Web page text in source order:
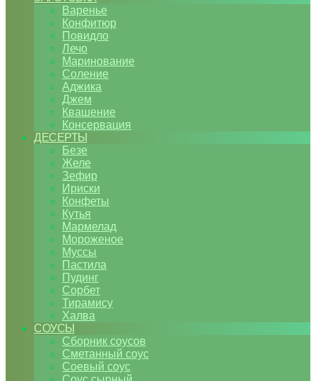
Варенье
Конфитюр
Повидло
Лечо
Маринование
Соление
Аджика
Джем
Квашение
Консервация
ДЕСЕРТЫ
Безе
Желе
Зефир
Ириски
Конфеты
Кутья
Мармелад
Мороженое
Муссы
Пастила
Пудинг
Сорбет
Тирамису
Халва
СОУСЫ
Сборник соусов
Сметанный соус
Соевый соус